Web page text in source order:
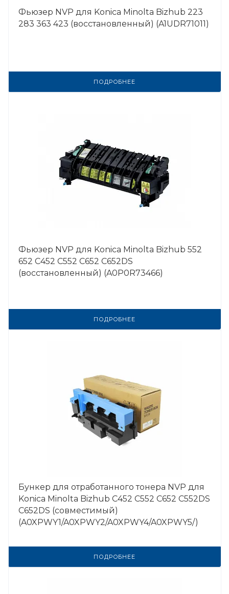
Фьюзер NVP для Konica Minolta Bizhub 223
283 363 423 (восстановленный) (A1UDR71011)
ПОДРОБНЕЕ
Фьюзер NVP для Konica Minolta Bizhub 552
652 C452 C552 C652 C652DS
(восстановленный) (A0P0R73466)
ПОДРОБНЕЕ
Бункер для отработанного тонера NVP для
Konica Minolta Bizhub C452 C552 C652 C552DS
C652DS (совместимый)
(A0XPWY1/A0XPWY2/A0XPWY4/A0XPWY5/)
ПОДРОБНЕЕ